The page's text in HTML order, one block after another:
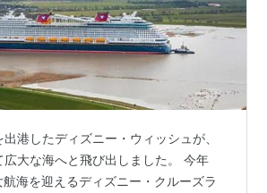
出港したディズニー・ウィッシュが、
広大な海へと飛び出しました。 今年
海を迎えるディズニー・クルーズラ